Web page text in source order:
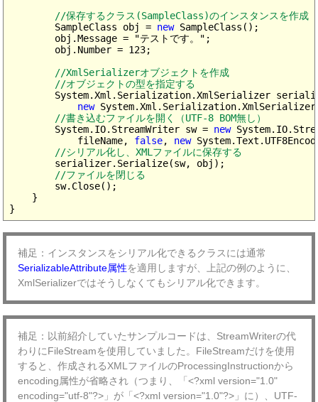
//保存するクラス(SampleClass)のインスタンスを作成
        SampleClass obj =
new SampleClass();
        obj.Message = "テストです。";
        obj.Number = 123;
//XmlSerializerオブジェクトを作成
        //オブジェクトの型を指定する
System.Xml.Serialization.XmlSerializer
new
//書き込むファイルを開く（UTF-8 BOM無し）
        System.IO.StreamWriter sw =
new
            fileName,
false, new
//シリアル化し、XMLファイルに保存する
        serializer.Serialize(sw, obj);
//ファイルを閉じる
        sw.Close();
    }
補足：インスタンスをシリアル化できるクラスには通常
SerializableAttribute属性を適用しますが、上記の例のように、
XmlSerializerではそうしなくてもシリアル化できます。
補足：以前紹介していたサンプルコードは、StreamWriterの代
わりにFileStreamを使用していました。FileStreamだけを使用
すると、作成されるXMLファイルのProcessingInstructionから
encoding属性が省略され（つまり、「<?xml version="1.0"
encoding="utf-8"?>」が「<?xml version="1.0"?>」に）、UTF-